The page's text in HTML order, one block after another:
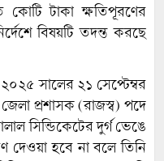
কোটি টাকা ক্ষতিপূরণের
বিষয়টি তদন্ত করছে
২০২৫ সালের ২১ সেপ্টেম্বর
প্রশাসক (রাজস্ব) পদে
সিন্ডিকেটের দুর্গ ভেঙে
দেওয়া হবে না বলে তিনি